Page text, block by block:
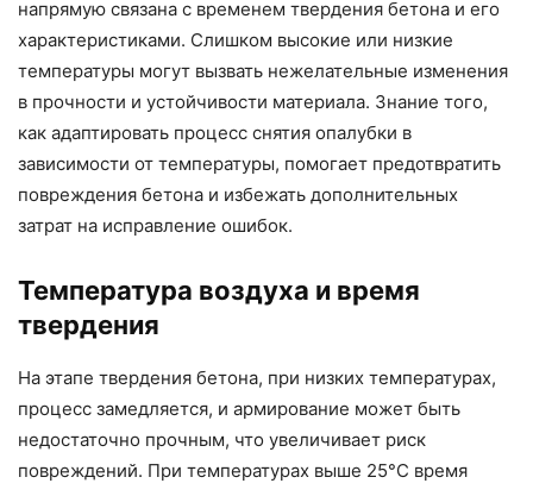
напрямую связана с временем твердения бетона и его
характеристиками. Слишком высокие или низкие
температуры могут вызвать нежелательные изменения
в прочности и устойчивости материала. Знание того,
как адаптировать процесс снятия опалубки в
зависимости от температуры, помогает предотвратить
повреждения бетона и избежать дополнительных
затрат на исправление ошибок.
Температура воздуха и время
твердения
На этапе твердения бетона, при низких температурах,
процесс замедляется, и армирование может быть
недостаточно прочным, что увеличивает риск
повреждений. При температурах выше 25°C время